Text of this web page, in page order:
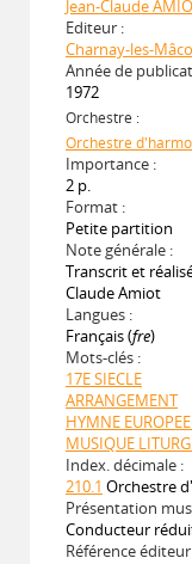
Jean-Claude
Editeur :
Charnay-les-
Année de
1972
Orchestre :
Orchestre
Importance :
2 p.
Format :
Petite partition
Note générale :
Transcrit et
Claude Amiot
Langues :
Français (fre)
Mots-clés :
17E SIECLE
ARRANGEMENT
HYMNE
MUSIQUE
Index. décimale :
210.1 Orchestre
Présentation
Conducteur
Référence